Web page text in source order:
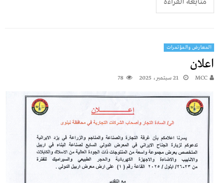
المعارض والمؤتمرات
اعلان
MCC 21 سبتمبر، 2025 78